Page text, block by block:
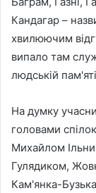
Кандагар –
хвилюючим
випало там
людській
На думку
головами
Михайлом
Гулядиком,
Кам'янка-